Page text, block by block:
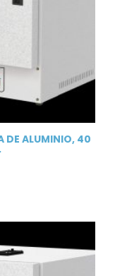
DE ALUMINIO, 40